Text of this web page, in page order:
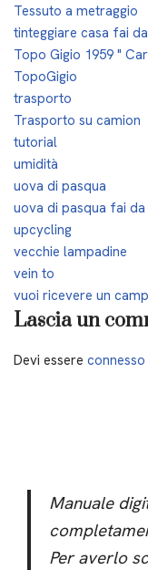
Tessuto a metraggio
tinteggiare casa fai
Topo Gigio 1959 "
TopoGigio
trasporto
Trasporto su camion
tutorial
umidità
uova di pasqua
uova di pasqua fai da
upcycling
vecchie lampadine
vein to
vuoi ricevere un
Lascia un
Devi essere connesso
Manuale
Per averlo